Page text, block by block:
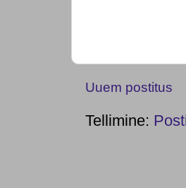
Uuem postitus
Tellimine: